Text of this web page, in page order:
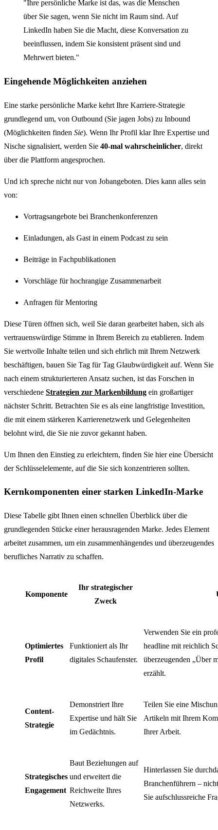
"Ihre persönliche Marke ist das, was die Menschen
über Sie sagen, wenn Sie nicht im Raum sind. Auf
LinkedIn haben Sie die Macht, diese Konversation zu
beeinflussen, indem Sie konsistent präsent sind und
Mehrwert bieten."
Eingehende Möglichkeiten anziehen
Eine starke persönliche Marke kehrt Ihre Karriere-Strategie
grundlegend um, von Outbound (Sie jagen Jobs) zu Inbound
(Möglichkeiten finden Sie). Wenn Ihr Profil klar Ihre Expertise und
Nische signalisiert, werden Sie 40-mal wahrscheinlicher, direkt
über die Plattform angesprochen.
Und ich spreche nicht nur von Jobangeboten. Dies kann alles sein
von:
Vortragsangebote bei Branchenkonferenzen
Einladungen, als Gast in einem Podcast zu sein
Beiträge in Fachpublikationen
Vorschläge für hochrangige Zusammenarbeit
Anfragen für Mentoring
Diese Türen öffnen sich, weil Sie daran gearbeitet haben, sich als
vertrauenswürdige Stimme in Ihrem Bereich zu etablieren. Indem
Sie wertvolle Inhalte teilen und sich ehrlich mit Ihrem Netzwerk
beschäftigen, bauen Sie Tag für Tag Glaubwürdigkeit auf. Wenn Sie
nach einem strukturierteren Ansatz suchen, ist das Forschen in
verschiedene Strategien zur Markenbildung ein großartiger
nächster Schritt. Betrachten Sie es als eine langfristige Investition,
die mit einem stärkeren Karrierenetzwerk und Gelegenheiten
belohnt wird, die Sie nie zuvor gekannt haben.
Um Ihnen den Einstieg zu erleichtern, finden Sie hier eine Übersicht
der Schlüsselelemente, auf die Sie sich konzentrieren sollten.
Kernkomponenten einer starken LinkedIn-Marke
Diese Tabelle gibt Ihnen einen schnellen Überblick über die
grundlegenden Stücke einer herausragenden Marke. Jedes Element
arbeitet zusammen, um ein zusammenhängendes und überzeugendes
berufliches Narrativ zu schaffen.
Komponente
Ihr strategischer
Zweck
Optimiertes
Profil
Funktioniert als Ihr
digitales Schaufenster.
Verwenden Sie ein
headline mit reichlich
überzeugenden „Über
erzählt.
Content-
Strategie
Demonstriert Ihre
Expertise und hält Sie
im Gedächtnis.
Teilen Sie eine
Artikeln mit Ihrem
Ihrer Arbeit.
Strategisches
Engagement
Baut Beziehungen auf
und erweitert die
Reichweite Ihres
Netzwerks.
Hinterlassen Sie
Branchenführern –
Sie aufschlussreiche